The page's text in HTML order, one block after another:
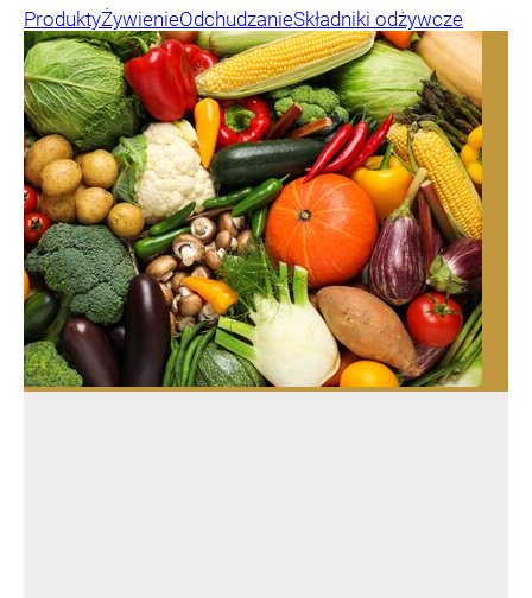
ProduktyŻywienieOdchudzanieSkładniki odżywcze